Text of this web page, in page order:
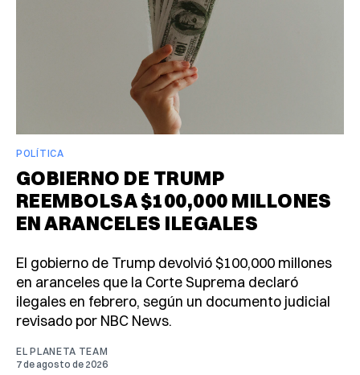
POLÍTICA
GOBIERNO DE TRUMP
REEMBOLSA $100,000 MILLONES
EN ARANCELES ILEGALES
El gobierno de Trump devolvió $100,000 millones
en aranceles que la Corte Suprema declaró
ilegales en febrero, según un documento judicial
revisado por NBC News.
EL PLANETA TEAM
7 de agosto de 2026